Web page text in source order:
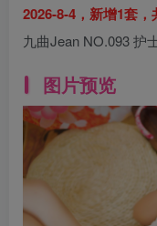
2026-8-4，新增1套，
九曲Jean NO.093 护
图片预览